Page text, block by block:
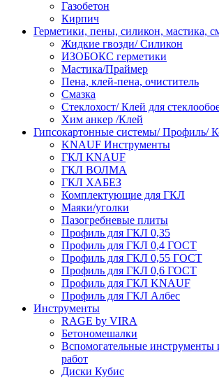
Газобетон
Кирпич
Герметики, пены, силикон, мастика,
Жидкие гвозди/ Силикон
ИЗОБОКС герметики
Мастика/Праймер
Пена, клей-пена, очиститель
Смазка
Стеклохост/ Клей для
Хим анкер /Клей
Гипсокартонные системы/ Профиль/
KNAUF Инструменты
ГКЛ KNAUF
ГКЛ ВОЛМА
ГКЛ ХАБЕЗ
Комплектующие для ГКЛ
Маяки/уголки
Пазогребневые плиты
Профиль для ГКЛ 0,35
Профиль для ГКЛ 0,4 ГОСТ
Профиль для ГКЛ 0,55 ГОСТ
Профиль для ГКЛ 0,6 ГОСТ
Профиль для ГКЛ KNAUF
Профиль для ГКЛ Албес
Инструменты
RAGE by VIRA
Бетономешалки
Вспомогательные инструменты
работ
Диски Кубис